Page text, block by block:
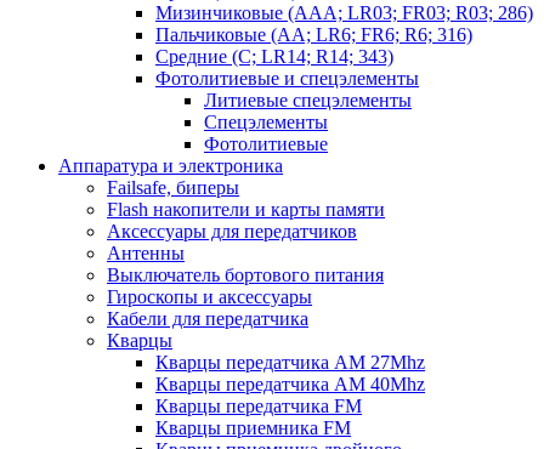
Мизинчиковые (AAA; LR03; FR03; R03; 286)
Пальчиковые (AA; LR6; FR6; R6; 316)
Средние (C; LR14; R14; 343)
Фотолитиевые и спецэлементы
Литиевые спецэлементы
Спецэлементы
Фотолитиевые
Аппаратура и электроника
Failsafe, биперы
Flash накопители и карты памяти
Аксессуары для передатчиков
Антенны
Выключатель бортового питания
Гироскопы и аксессуары
Кабели для передатчика
Кварцы
Кварцы передатчика AM 27Mhz
Кварцы передатчика AM 40Mhz
Кварцы передатчика FM
Кварцы приемника FM